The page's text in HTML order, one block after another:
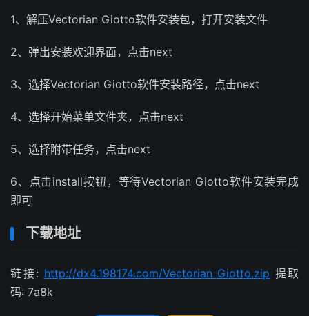
1、解压Vectorian Giotto软件安装包，打开安装文件
2、弹出安装欢迎界面，点击next
3、选择Vectorian Giotto软件安装路径，点击next
4、选择开始菜单文件夹，点击next
5、选择附带任务，点击next
6、点击install按钮，等待Vectorian Giotto软件安装完成
即可
下载地址
链接: http://dx4.198174.com/Vectorian Giotto.zip 提取
码: 7a8k